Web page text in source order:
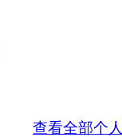
查看全部个